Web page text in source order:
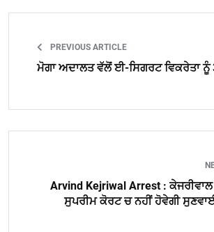
PREVIOUS ARTICLE
ਮੋਗਾ ਅਦਾਲਤ ਵੱਲੋਂ ਈ-ਸਿਗਰਟ ਵਿਕਰੇਤਾ ਨੂੰ
Arvind Kejriwal Arrest :
ਸੁਪਰੀਮ ਕੋਰਟ ਚ ਨਹੀਂ ਹੋਵੇਗੀ